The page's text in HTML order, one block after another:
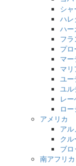
シ
ハレ
ハー
フ
プ
マ
マ
ユ
ユル
レ
ロ
アメリカ
ア
ク
ブ
南アフリカ